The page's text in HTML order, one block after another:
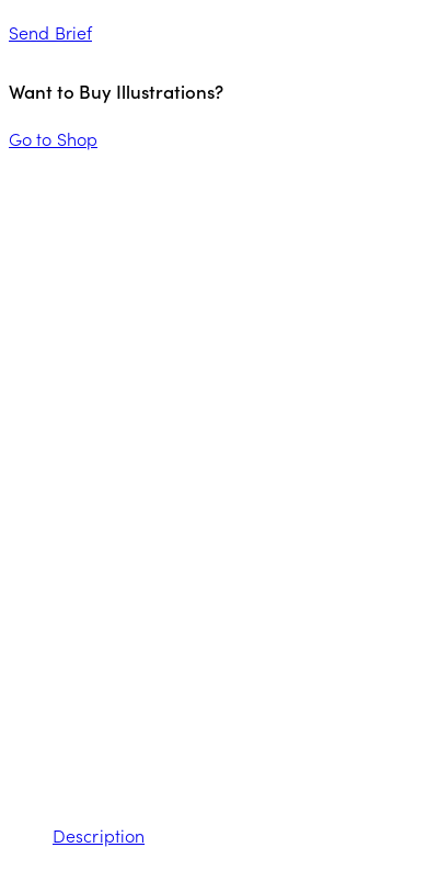
Send Brief
Want to Buy Illustrations?
Go to Shop
Description